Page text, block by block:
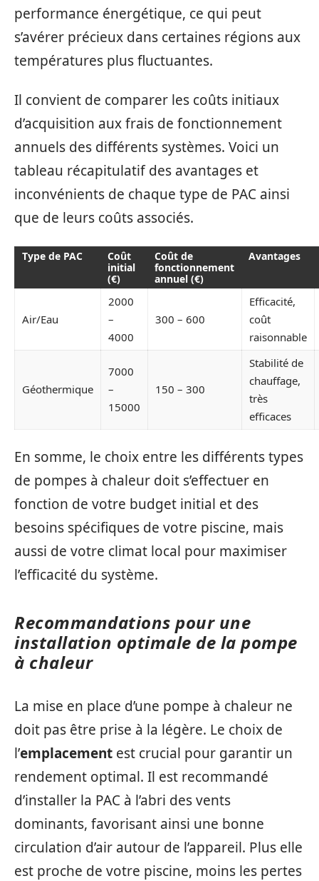
performance énergétique, ce qui peut
s’avérer précieux dans certaines régions aux
températures plus fluctuantes.
Il convient de comparer les coûts initiaux
d’acquisition aux frais de fonctionnement
annuels des différents systèmes. Voici un
tableau récapitulatif des avantages et
inconvénients de chaque type de PAC ainsi
que de leurs coûts associés.
Type de PAC
Coût
initial
(€)
Coût de
fonctionnement
annuel (€)
Avantages
Air/Eau
2000
–
4000
300 – 600
Efficacité,
coût
raisonnable
Géothermique
7000
–
15000
150 – 300
Stabilité de
chauffage,
très
efficaces
En somme, le choix entre les différents types
de pompes à chaleur doit s’effectuer en
fonction de votre budget initial et des
besoins spécifiques de votre piscine, mais
aussi de votre climat local pour maximiser
l’efficacité du système.
Recommandations pour une
installation optimale de la pompe
à chaleur
La mise en place d’une pompe à chaleur ne
doit pas être prise à la légère. Le choix de
l’emplacement est crucial pour garantir un
rendement optimal. Il est recommandé
d’installer la PAC à l’abri des vents
dominants, favorisant ainsi une bonne
circulation d’air autour de l’appareil. Plus elle
est proche de votre piscine, moins les pertes